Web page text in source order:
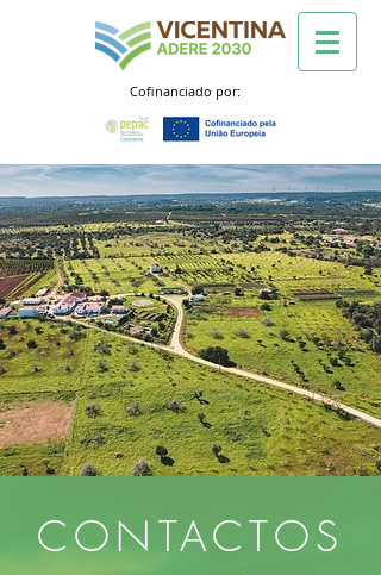
Cofinanciado por:
CONTACTOS